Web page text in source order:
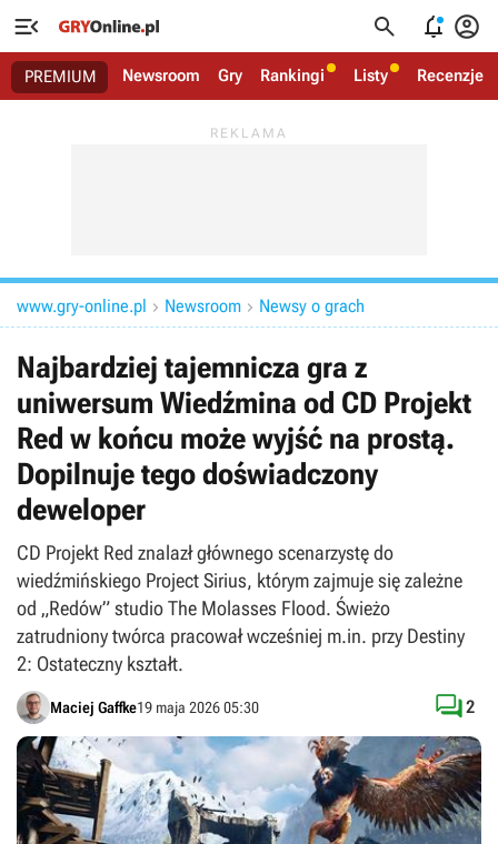
   
PREMIUM Newsroom Gry Rankingi Listy Recenzje
www.gry-online.pl  Newsroom  Newsy o grach
Najbardziej tajemnicza gra z
uniwersum Wiedźmina od CD Projekt
Red w końcu może wyjść na prostą.
Dopilnuje tego doświadczony
deweloper
CD Projekt Red znalazł głównego scenarzystę do
wiedźmińskiego Project Sirius, którym zajmuje się zależne
od „Redów” studio The Molasses Flood. Świeżo
zatrudniony twórca pracował wcześniej m.in. przy Destiny
2: Ostateczny kształt.
Maciej Gaffke19 maja 2026 05:30 2